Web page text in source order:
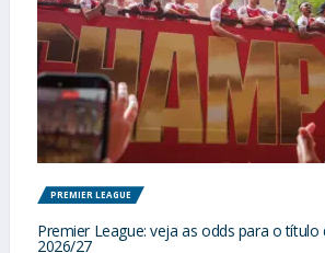
PREMIER LEAGUE
Premier League: veja as odds para o
2026/27